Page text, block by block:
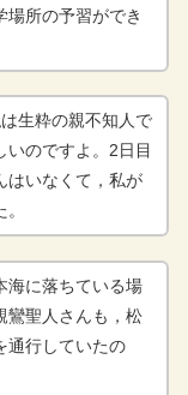
場所の予習ができ
生粋の親不知人で
いのですよ。2日目
はいなくて，私が
海に落ちている場
鸞聖人さんも，松
通行していたの